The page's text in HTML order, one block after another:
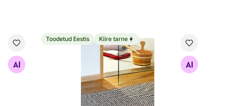
Narma plastikvaip Diby black-cream
Otsi sarnaseid
Toodetud Eestis Kiire tarne